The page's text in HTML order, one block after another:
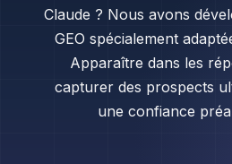
Claude ? Nous avons
GEO spécialement
Apparaître dans les
capturer des prospects
une confiance